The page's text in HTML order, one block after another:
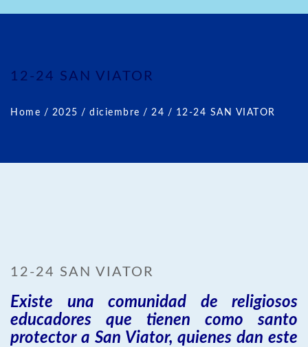
12-24 SAN VIATOR
Home / 2025 / diciembre / 24 / 12-24 SAN VIATOR
12-24 SAN VIATOR
Existe una comunidad de religiosos
educadores que tienen como santo
protector a San Viator, quienes dan este